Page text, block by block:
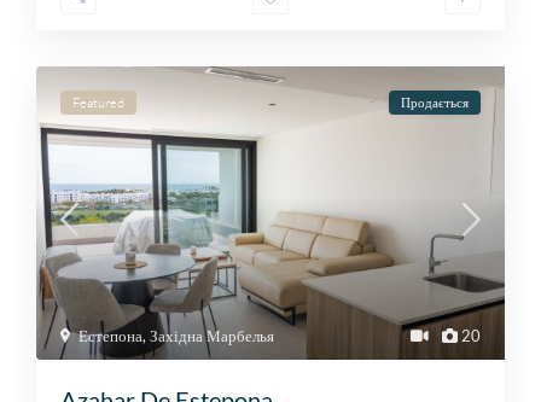
20
Естепона,Західна Марбелья
Featured Продається